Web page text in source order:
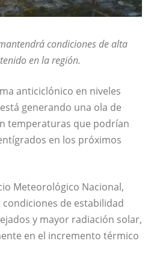
condiciones de alta
en la región.
anticiclónico en niveles
generando una ola de
temperaturas que podrían
en los próximos
Meteorológico Nacional,
de estabilidad
y mayor radiación solar,
en el incremento térmico